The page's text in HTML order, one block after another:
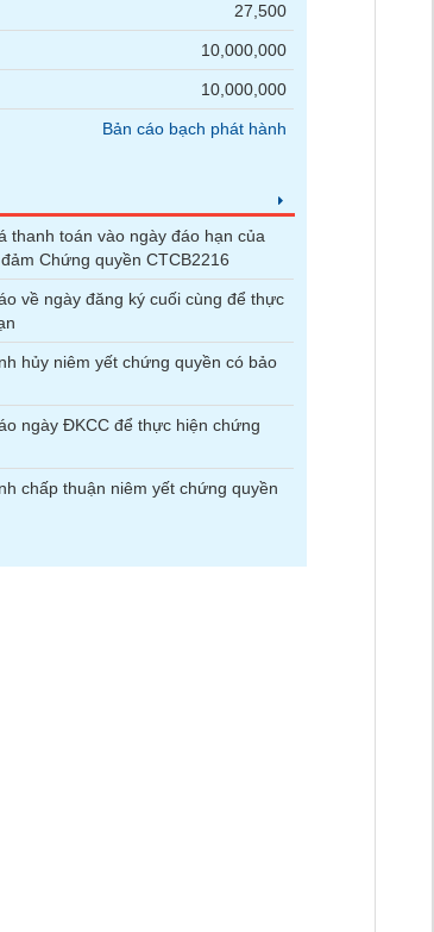
27,500
10,000,000
10,000,000
Bản cáo bạch phát hành
thanh toán vào ngày đáo hạn của
Chứng quyền CTCB2216
về ngày đăng ký cuối cùng để thực
hủy niêm yết chứng quyền có bảo
ngày ĐKCC để thực hiện chứng
chấp thuận niêm yết chứng quyền